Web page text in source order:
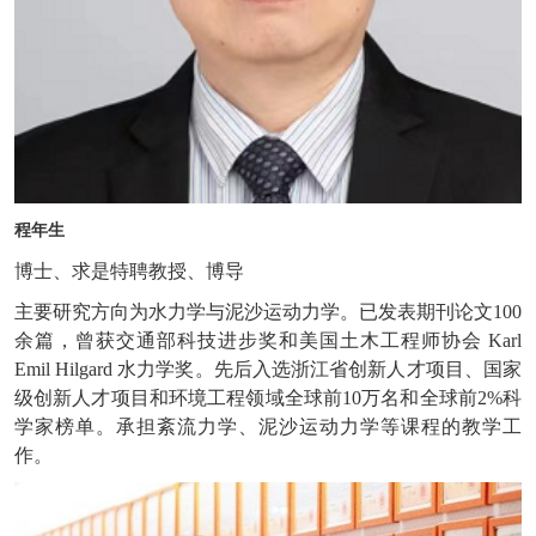
程年生
博士、求是特聘教授、博导
主要研究方向为水力学与泥沙运动力学。已发表期刊论文100
余篇，曾获交通部科技进步奖和美国土木工程师协会 Karl
Emil Hilgard 水力学奖。先后入选浙江省创新人才项目、国家
级创新人才项目和环境工程领域全球前10万名和全球前2%科
学家榜单。承担紊流力学、泥沙运动力学等课程的教学工
作。